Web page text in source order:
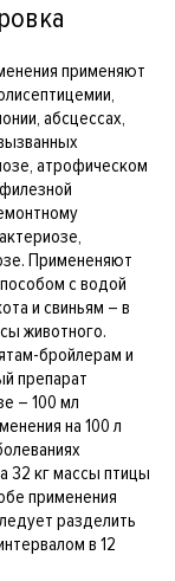
применяют
абсцессах,
атрофическом
Примененяют
с водой
и свиньям – в
животного.
бройлерам и
препарат
– 100 мл
на 100 л
32 кг массы птицы
применения
разделить
в 12